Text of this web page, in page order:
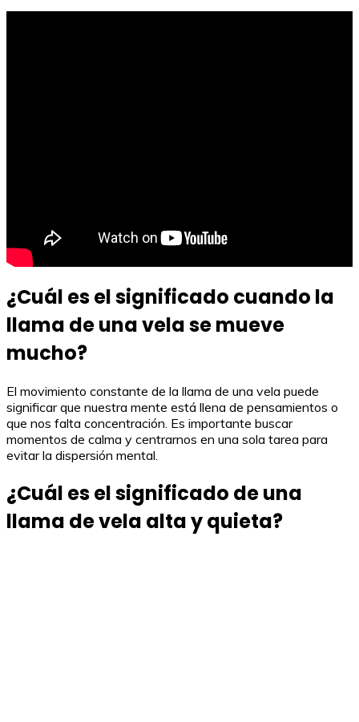
¿Cuál es el significado cuando la
llama de una vela se mueve
mucho?
El movimiento constante de la llama de una vela puede
significar que nuestra mente está llena de pensamientos o
que nos falta concentración. Es importante buscar
momentos de calma y centrarnos en una sola tarea para
evitar la dispersión mental.
¿Cuál es el significado de una
llama de vela alta y quieta?